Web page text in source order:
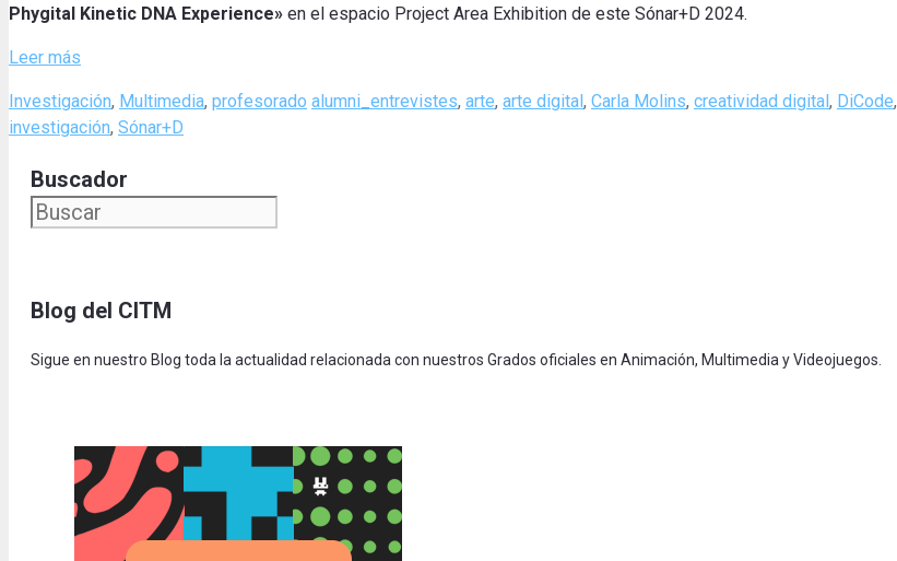
Phygital Kinetic DNA Experience» en el espacio Project Area Exhibition de este Sónar+D 2024.
Leer más
Categories
Investigación, Multimedia, profesorado Tags
alumni_entrevistes, arte, arte digital, Carla Molins, creatividad digital, DiCode,
investigación, Sónar+D
Buscador
Blog del CITM
Sigue en nuestro Blog toda la actualidad relacionada con nuestros Grados oficiales en Animación, Multimedia y Videojuegos.